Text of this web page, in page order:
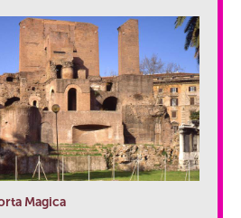
Magica